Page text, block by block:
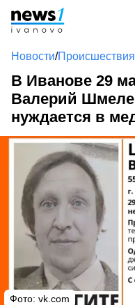
Новости/Происшествия
В Иванове 29
Валерий
нуждается в
Фото: vk.com